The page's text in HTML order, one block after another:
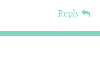
Reply